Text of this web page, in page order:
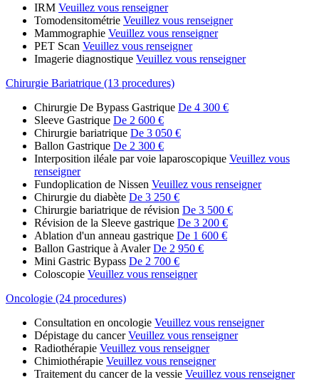
IRM Veuillez vous renseigner
Tomodensitométrie Veuillez vous renseigner
Mammographie Veuillez vous renseigner
PET Scan Veuillez vous renseigner
Imagerie diagnostique Veuillez vous renseigner
Chirurgie Bariatrique (13 procedures)
Chirurgie De Bypass Gastrique De 4 300 €
Sleeve Gastrique De 2 600 €
Chirurgie bariatrique De 3 050 €
Ballon Gastrique De 2 300 €
Interposition iléale par voie laparoscopique Veuillez vous
renseigner
Fundoplication de Nissen Veuillez vous renseigner
Chirurgie du diabète De 3 250 €
Chirurgie bariatrique de révision De 3 500 €
Révision de la Sleeve gastrique De 3 200 €
Ablation d'un anneau gastrique De 1 600 €
Ballon Gastrique à Avaler De 2 950 €
Mini Gastric Bypass De 2 700 €
Coloscopie Veuillez vous renseigner
Oncologie (24 procedures)
Consultation en oncologie Veuillez vous renseigner
Dépistage du cancer Veuillez vous renseigner
Radiothérapie Veuillez vous renseigner
Chimiothérapie Veuillez vous renseigner
Traitement du cancer de la vessie Veuillez vous renseigner